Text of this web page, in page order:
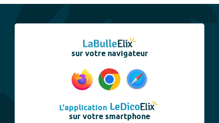
sur votre navigateur
L'application
sur votre smartphone